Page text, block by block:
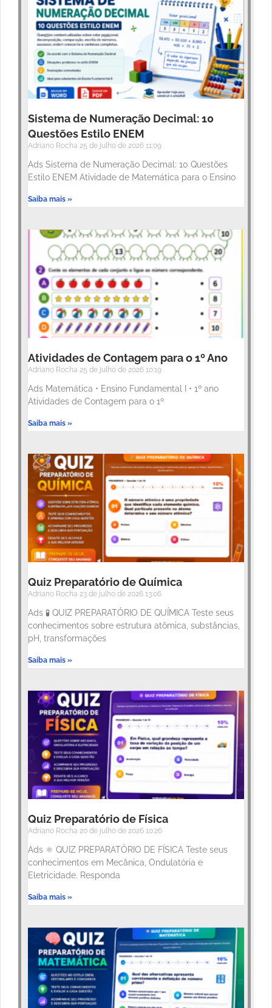
Sistema de Numeração Decimal: 10
Questões Estilo ENEM
Adriano Rocha 25 de julho de 2026 11:09
Ads Sistema de Numeração Decimal: 10 Questões
Estilo ENEM Atividade de Matemática para o Ensino
Saiba mais »
Atividades de Contagem para o 1º Ano
Adriano Rocha 25 de julho de 2026 10:19
Ads Matemática • Ensino Fundamental I • 1º ano
Atividades de Contagem para o 1º
Saiba mais »
Quiz Preparatório de Química
Adriano Rocha 23 de julho de 2026 13:06
Ads 🧪 QUIZ PREPARATÓRIO DE QUÍMICA Teste seus
conhecimentos sobre estrutura atômica, substâncias,
pH, transformações
Saiba mais »
Quiz Preparatório de Física
Adriano Rocha 20 de julho de 2026 10:26
Ads ⚛️ QUIZ PREPARATÓRIO DE FÍSICA Teste seus
conhecimentos em Mecânica, Ondulatória e
Eletricidade. Responda
Saiba mais »